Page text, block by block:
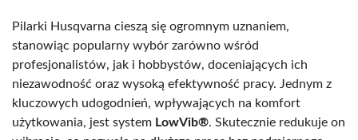
Pilarki Husqvarna cieszą się ogromnym uznaniem,
stanowiąc popularny wybór zarówno wśród
profesjonalistów, jak i hobbystów, doceniających ich
niezawodność oraz wysoką efektywność pracy. Jednym z
kluczowych udogodnień, wpływających na komfort
użytkowania, jest system LowVib®. Skutecznie redukuje on